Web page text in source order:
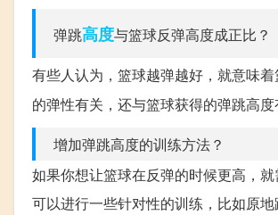
弹跳高度与篮球反弹高度成正比？
有些人认为，篮球越弹越好，就意味
的弹性有关，还与篮球获得的弹跳高度
增加弹跳高度的训练方法？
如果你想让篮球在反弹的时候更高，
可以进行一些针对性的训练，比如原地